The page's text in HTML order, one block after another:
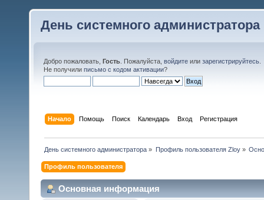
День системного администратора
Добро пожаловать, Гость . Пожалуйста, войдите или зарегистрируйтесь
Не получили письмо с кодом активации?
Начало Помощь Поиск Календарь Вход Регистрация
День системного администратора » Профиль пользователя Zloy»
Профиль пользователя
Основная информация